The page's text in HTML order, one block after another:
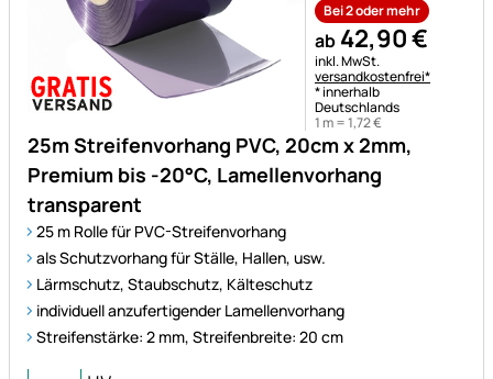
25m Streifenvorhang PVC, 20cm x 2mm,
Premium bis -20°C, Lamellenvorhang
transparent
25 m Rolle für PVC-Streifenvorhang
als Schutzvorhang für Ställe, Hallen, usw.
Lärmschutz, Staubschutz, Kälteschutz
individuell anzufertigender Lamellenvorhang
Streifenstärke: 2 mm, Streifenbreite: 20 cm
Bei 2 oder mehr
ab 42,90€
Steuerhinweis:
inkl. MwSt.
versandkostenfrei*
* innerhalb
Deutschlands
1 m =1,72€